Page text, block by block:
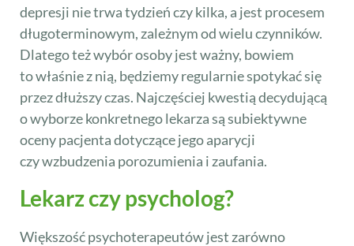
depresji nie trwa tydzień czy kilka, a jest procesem
długoterminowym, zależnym od wielu czynników.
Dlatego też wybór osoby jest ważny, bowiem
to właśnie z nią, będziemy regularnie spotykać się
przez dłuższy czas. Najczęściej kwestią decydującą
o wyborze konkretnego lekarza są subiektywne
oceny pacjenta dotyczące jego aparycji
czy wzbudzenia porozumienia i zaufania.
Lekarz czy psycholog?
Większość psychoterapeutów jest zarówno